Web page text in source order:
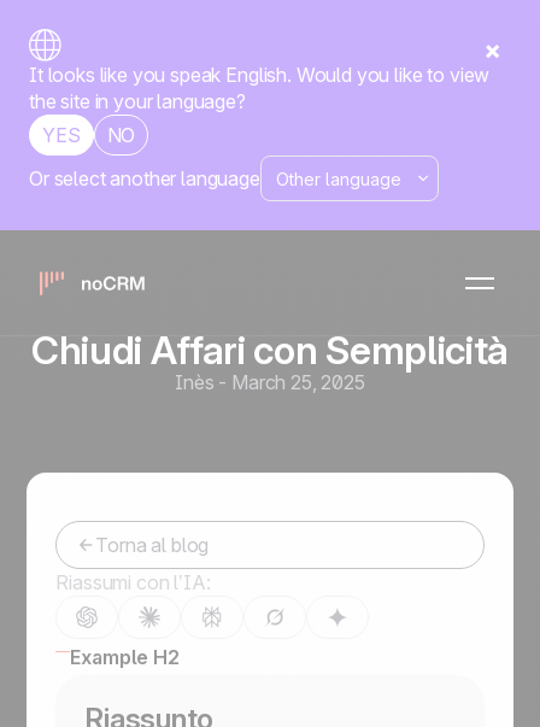
It looks like you speak English. Would you like to view
the site in your language?
YES
NO
Or select another language
Strumenti e automazioni di vendita
Vendite Facili per
Imprenditori: Gestisci
Chiudi Affari con Semplicità
Inès - March 25, 2025
Torna al blog
Riassumi con l’IA:
Example H2
Riassunto